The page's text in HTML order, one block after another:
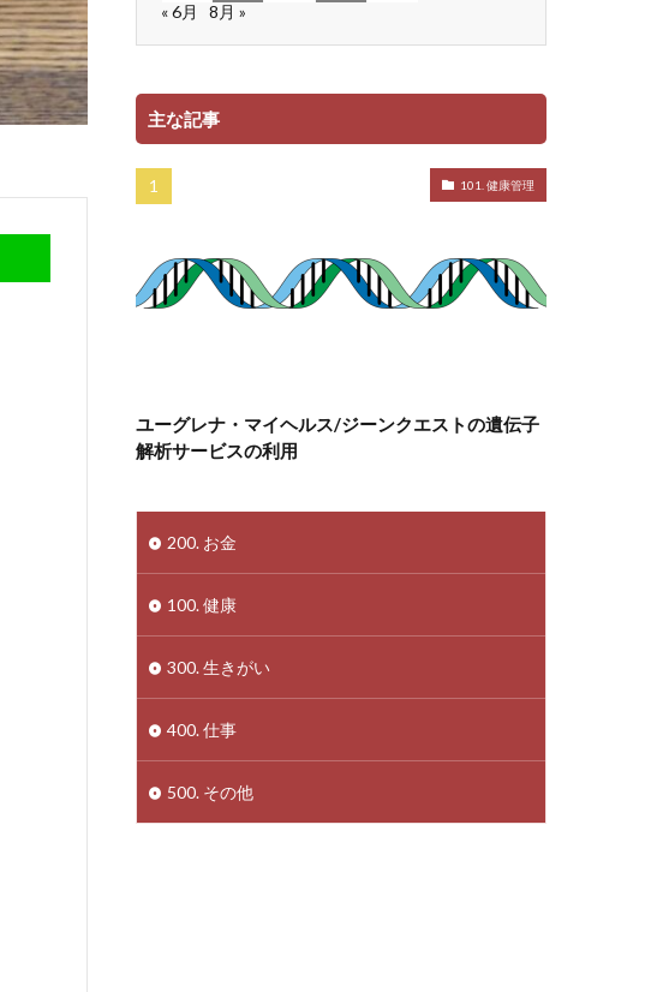
« 6月
8月 »
主な記事
101. 健康管理
ユーグレナ・マイヘルス/ジーンクエストの遺伝子
解析サービスの利用
200. お金
100. 健康
300. 生きがい
400. 仕事
500. その他